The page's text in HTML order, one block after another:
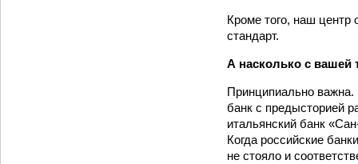
Кроме того, наш центр
стандарт.
А насколько с вашей
Принципиально
банк с предысторией
итальянский банк
Когда российские
не стояло и